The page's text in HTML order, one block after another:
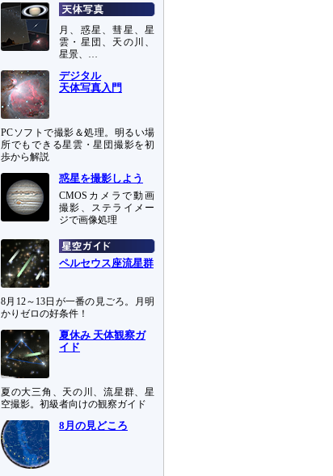
月、惑星、彗星、星
雲・星団、天の川、
星景、…
デジタル
天体写真入門
PCソフトで撮影＆処理。明るい場
所でもできる星雲・星団撮影を初
歩から解説
惑星を撮影しよう
CMOSカメラで動画
撮影、ステライメー
ジで画像処理
ペルセウス座流星群
8月12～13日が一番の見ごろ。月明
かりゼロの好条件！
夏休み 天体観察ガ
イド
夏の大三角、天の川、流星群、星
空撮影。初級者向けの観察ガイド
8月の見どころ